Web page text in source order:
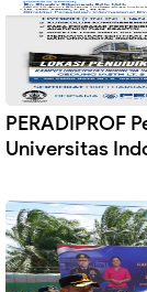
PERADIPROF
Universitas